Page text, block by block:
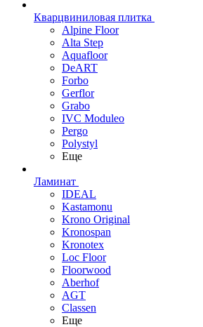
Кварцвиниловая плитка
Alpine Floor
Alta Step
Aquafloor
DeART
Forbo
Gerflor
Grabo
IVC Moduleo
Pergo
Polystyl
Еще
Ламинат
IDEAL
Kastamonu
Krono Original
Kronospan
Kronotex
Loc Floor
Floorwood
Aberhof
AGT
Classen
Еще